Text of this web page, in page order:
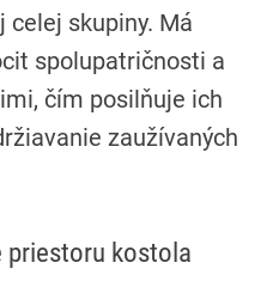
skupiny. Má
spolupatričnosti a
čím posilňuje ich
zaužívaných
priestoru kostola